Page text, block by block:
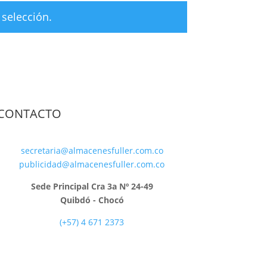
secretaria@almacenesfuller.com.co
publicidad@almacenesfuller.com.co
Sede Principal Cra 3a Nº 24-49
Quibdó - Chocó
(+57) 4 671 2373